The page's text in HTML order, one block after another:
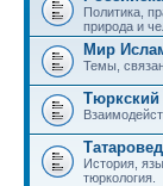
Политика,
природа и
Мир
Темы,
История,
тюркология.